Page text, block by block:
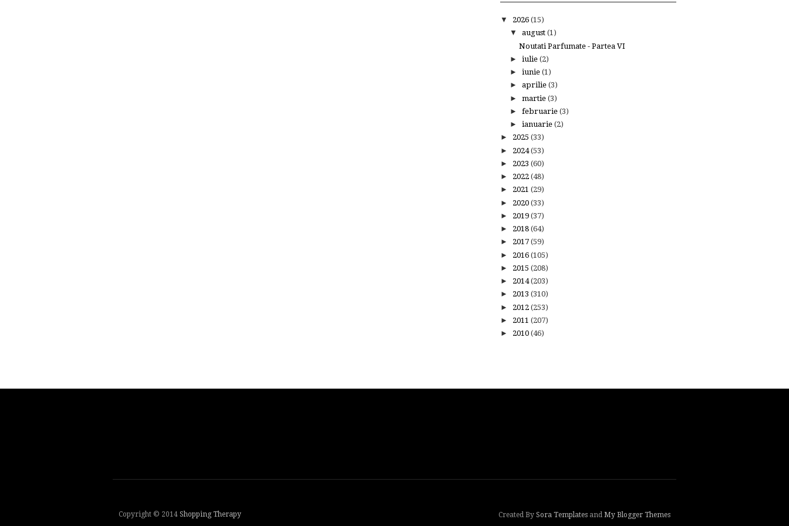
▼ 2026 (15)
▼ august (1)
Noutati Parfumate - Partea VI
► iulie (2)
► iunie (1)
► aprilie (3)
► martie (3)
► februarie (3)
► ianuarie (2)
► 2025 (33)
► 2024(53)
► 2023 (60)
► 2022 (48)
► 2021 (29)
► 2020 (33)
► 2019 (37)
► 2018 (64)
► 2017 (59)
► 2016 (105)
► 2015 (208)
► 2014(203)
► 2013 (310)
► 2012 (253)
► 2011 (207)
► 2010 (46)
Copyright © 2014 Shopping Therapy Created By Sora Templates and My Blogger Themes